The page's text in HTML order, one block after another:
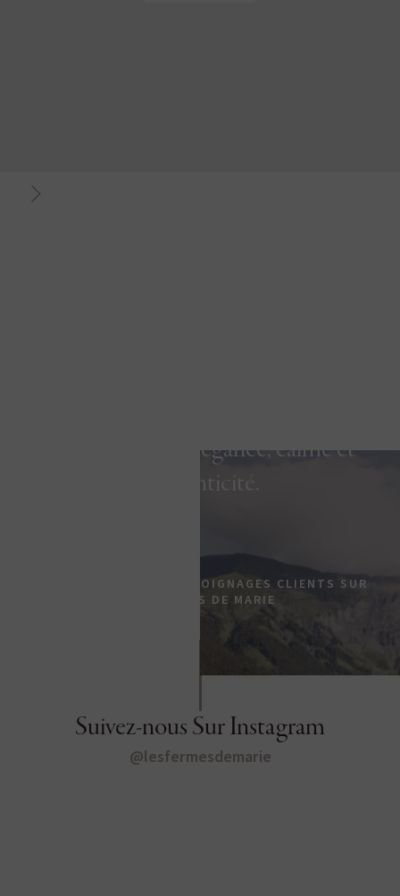
l’été se vit avec élégance, calme et
authenticité.
AVIS D’EXPERTS ET TÉMOIGNAGES CLIENTS SUR
LES FERMES DE MARIE
Suivez-nous Sur Instagram
@lesfermesdemarie